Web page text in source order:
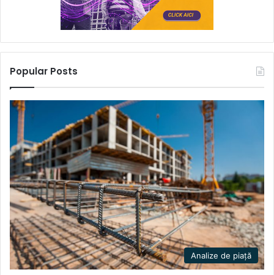
Popular Posts
Analize de piață